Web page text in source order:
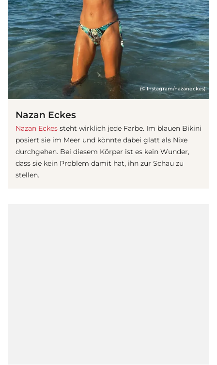
(© Instagram/nazaneckes)
Nazan Eckes
Nazan Eckes steht wirklich jede Farbe. Im blauen Bikini
posiert sie im Meer und könnte dabei glatt als Nixe
durchgehen. Bei diesem Körper ist es kein Wunder,
dass sie kein Problem damit hat, ihn zur Schau zu
stellen.